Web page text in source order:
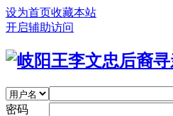
设为首页收藏本站
开启辅助访问
密码